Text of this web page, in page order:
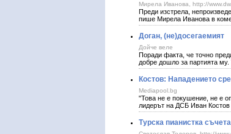
Мирела Иванова, http://
Преди изстрела,
пише Мирела Иванова в
Доган, (не)досегаемият
Дойче веле
Поради факта, че точно
добре дошло за партията
Костов: Нападението
Mediapool.bg
"Това не е покушение, не е
лидерът на ДСБ Иван
Турска пианистка